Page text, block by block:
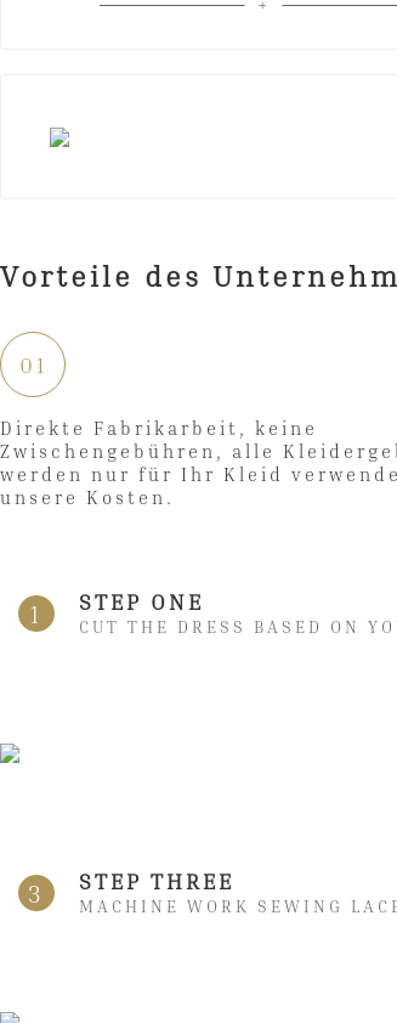
Vorteile des
01
Direkte Fabrikarbeit, keine
Zwischengebühren, alle
werden nur für Ihr Kleid
unsere Kosten.
1 STEP ONE
CUT THE DRESS BASED ON
3 STEP THREE
MACHINE WORK SEWING